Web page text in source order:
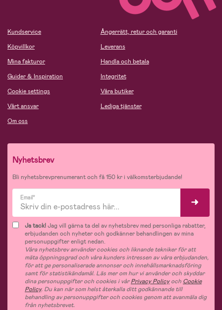
Kundservice
Köpvillkor
Mina fakturor
Guider & Inspiration
Cookie settings
Vårt ansvar
Om oss
Ångerrätt, retur och garanti
Leverans
Handla och betala
Integritet
Våra butiker
Lediga tjänster
Nyhetsbrev
Bli nyhetsbrevprenumerant och få 150 kr i välkomsterbjudande!
Email*
Ja tack!Jag vill gärna ta del av nyhetsbrev med personliga rabatter,
erbjudanden och nyheter och godkänner behandlingen av mina
personuppgifter enligt nedan.
Våra nyhetsbrev använder cookies och liknande tekniker för att
mäta öppningsgrad och våra kunders intressen av våra erbjudanden,
för att ge personaliserade annonser och innehållsmarknadsföring
samt för statistikändamål. Läs mer om hur vi använder och skyddar
dina personuppgifter och cookies i vårPrivacy Policyoch Cookie
Policy. Du kan när som helst återkalla ditt godkännande till
behandling av personuppgifter och cookies genom att avanmäla dig
från nyhetsbrevet.